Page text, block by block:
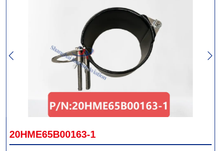
20HME65B00163-1